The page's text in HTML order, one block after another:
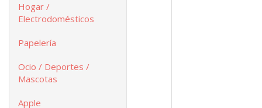
Hogar /
Electrodomésticos
Papelería
Ocio / Deportes /
Mascotas
Apple